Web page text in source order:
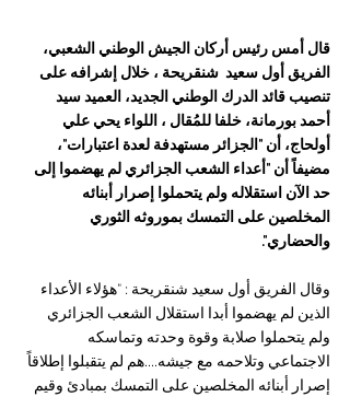
قال أمس رئيس أركان الجيش الوطني الشعبي،
الفريق أول سعيد  شنقريحة ، خلال إشرافه على
تنصيب قائد الدرك الوطني الجديد، العميد سيد
أحمد بورمانة، خلفا للمُقال ، اللواء يحي علي
أولحاج، أن "الجزائر مستهدفة لعدة اعتبارات"،
مضيفاً أن "أعداء الشعب الجزائري لم يهضموا إلى
حد الآن استقلاله ولم يتحملوا إصرار أبنائه
المخلصين على التمسك بموروثه الثوري
والحضاري".
وقال الفريق أول سعيد شنقريحة : "هؤلاء الأعداء
الذين لم يهضموا أبدا استقلال الشعب الجزائري
ولم يتحملوا صلابة وقوة وحدته وتماسكه
الاجتماعي وتلاحمه مع جيشه....هم لم يتقبلوا إطلاقاً
إصرار أبنائه المخلصين على التمسك بمبادئ وقيم